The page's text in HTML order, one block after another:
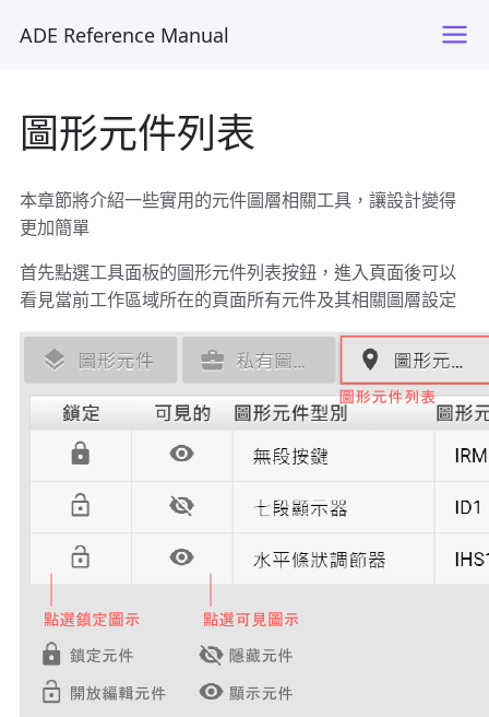
ADE Reference Manual
圖形元件列表
本章節將介紹一些實用的元件圖層相關工具，讓設計變得
更加簡單
首先點選工具面板的圖形元件列表按鈕，進入頁面後可以
看見當前工作區域所在的頁面所有元件及其相關圖層設定